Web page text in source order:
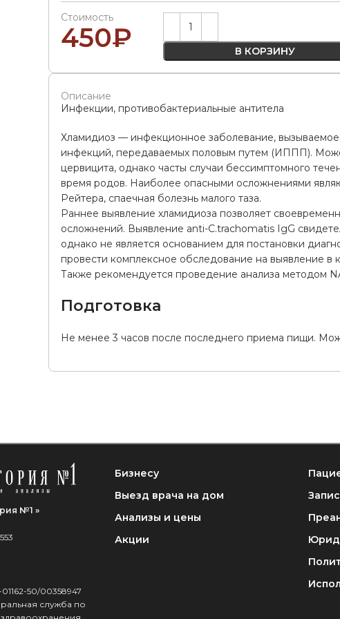
Стоимость
450₽ В КОРЗИНУ
Alternative:
Описание
Инфекции, противобактериальные антитела
Хламидиоз — инфекционное заболевание,
инфекций, передаваемых половым путем (ИППП).
цервицита, однако часты случаи бессимптомного
время родов. Наиболее опасными осложнениями
Рейтера, спаечная болезнь малого таза.
Раннее выявление хламидиоза позволяет
осложнений. Выявление аnti-C.trachomatis IgG
однако не является основанием для постановки
провести комплексное обследование на выявление
Также рекомендуется проведение анализа методом
Подготовка
Не менее 3 часов после последнего приема пищи.
№1 »
50/00358947
служба по
Бизнесу
Выезд врача на дом
Анализы и цены
Акции